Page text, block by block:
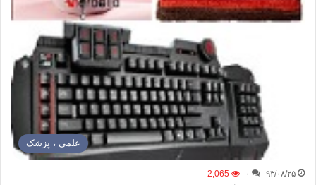
علمی ، پزشک
۹۳/۰۸/۲۵ ۰ 2,065